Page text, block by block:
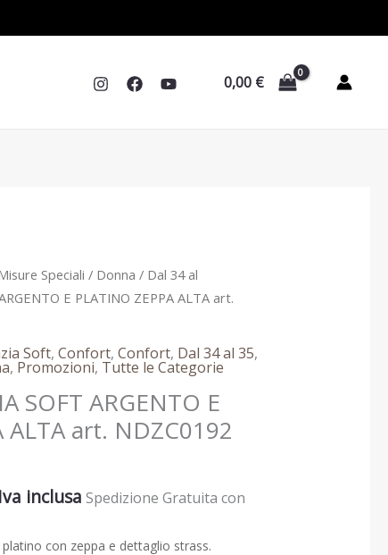
0,00 €
Speciali / Donna / Dal 34 al
E PLATINO ZEPPA ALTA art.
Soft, Confort, Confort, Dal 34 al 35,
, Promozioni, Tutte le Categorie
SOFT ARGENTO E
ALTA art. NDZC0192
€.
Iva inclusa Spedizione Gratuita con
con zeppa e dettaglio strass.